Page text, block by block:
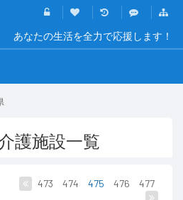
あなたの生活を全力で応援します！
護施設一覧
473 474 475 476 477